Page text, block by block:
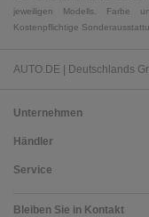
jeweiligen Modells. Farbe
Kostenpflichtige
AUTO.DE | Deutschlands
Unternehmen
Händler
Service
Bleiben Sie in Kontakt